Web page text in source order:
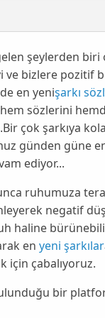
şeylerden biri
bizlere pozitif
en yenişarkı
sözlerini
çok şarkıya
günden güne
ediyor...
ruhumuza
negatif
haline
en yeni şarkılar
için çabalıyoruz.
bir